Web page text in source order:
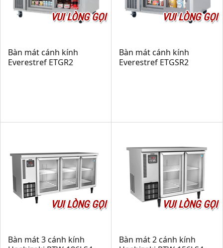
VUI LÒNG GỌI
Bàn mát cánh kính
Everestref ETGR2
VUI LÒNG GỌI
Bàn mát cánh kính
Everestref ETGSR2
VUI LÒNG GỌI
Bàn mát 3 cánh kính
VUI LÒNG GỌI
Bàn mát 2 cánh kính